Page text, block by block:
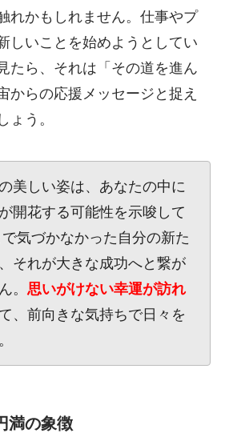
れかもしれません。仕事やプ
しいことを始めようとしてい
たら、それは「その道を進ん
からの応援メッセージと捉え
ょう。
美しい姿は、あなたの中に
開花する可能性を示唆して
気づかなかった自分の新た
それが大きな成功へと繋が
。 思いがけない幸運が訪れ
、前向きな気持ちで日々を
満の象徴